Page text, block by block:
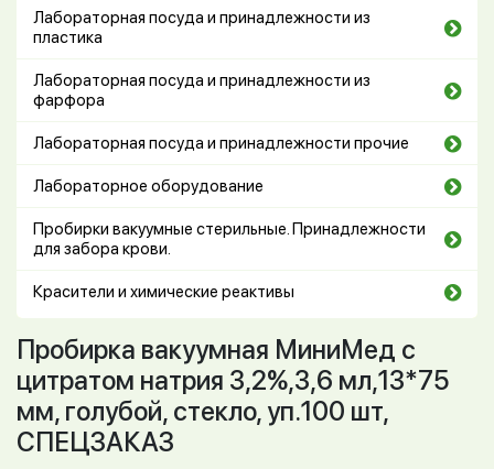
Лабораторная посуда и принадлежности из
пластика
Лабораторная посуда и принадлежности из
фарфора
Лабораторная посуда и принадлежности прочие
Лабораторное оборудование
Пробирки вакуумные стерильные. Принадлежности
для забора крови.
Красители и химические реактивы
Пробирка вакуумная МиниМед с
цитратом натрия 3,2%,3,6 мл,13*75
мм, голубой, стекло, уп.100 шт,
СПЕЦЗАКАЗ